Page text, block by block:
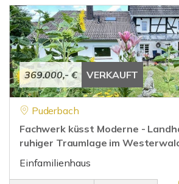
369.000,- € VERKAUFT
Puderbach
Fachwerk küsst Moderne -
ruhiger Traumlage im
Einfamilienhaus